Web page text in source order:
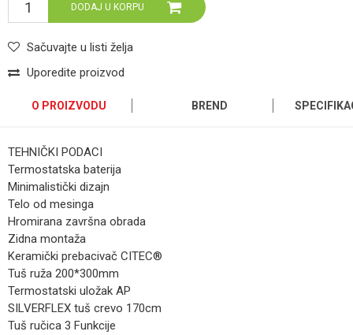
DODAJ U KORPU
Sačuvajte u listi želja
Uporedite proizvod
O PROIZVODU BREND
TEHNIČKI PODACI
Termostatska baterija
Minimalistički dizajn
Telo od mesinga
Hromirana završna obrada
Zidna montaža
Keramički prebacivač CITEC®
Tuš ruža 200*300mm
Termostatski uložak AP
SILVERFLEX tuš crevo 170cm
Tuš ručica 3 Funkcije